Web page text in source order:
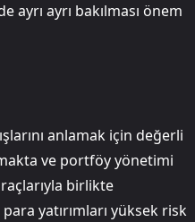
ayrı bakılması önem
anlamak için değerli
ve portföy yönetimi
birlikte
yatırımları yüksek risk